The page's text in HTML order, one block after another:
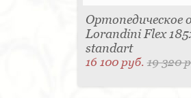
Ортопедическое
Lorandini Flex
standart
16 100 руб.19 320